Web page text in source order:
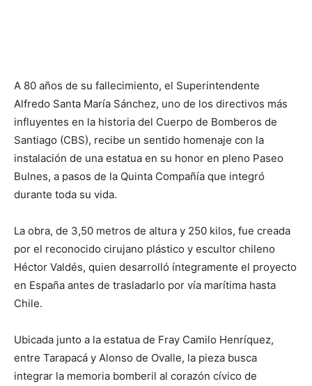
A 80 años de su fallecimiento, el Superintendente
Alfredo Santa María Sánchez, uno de los directivos más
influyentes en la historia del Cuerpo de Bomberos de
Santiago (CBS), recibe un sentido homenaje con la
instalación de una estatua en su honor en pleno Paseo
Bulnes, a pasos de la Quinta Compañía que integró
durante toda su vida.
La obra, de 3,50 metros de altura y 250 kilos, fue creada
por el reconocido cirujano plástico y escultor chileno
Héctor Valdés, quien desarrolló íntegramente el proyecto
en España antes de trasladarlo por vía marítima hasta
Chile.
Ubicada junto a la estatua de Fray Camilo Henríquez,
entre Tarapacá y Alonso de Ovalle, la pieza busca
integrar la memoria bomberil al corazón cívico de